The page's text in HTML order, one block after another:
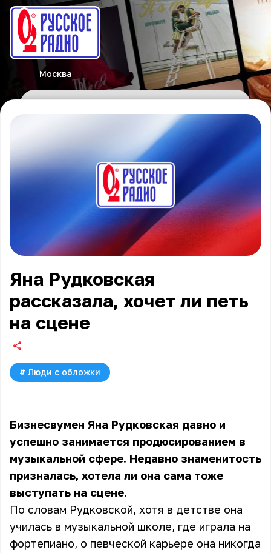
Москва
Яна Рудковская
рассказала, хочет ли петь
на сцене
# Люди с обложки
Бизнесвумен Яна Рудковская давно и
успешно занимается продюсированием в
музыкальной сфере. Недавно знаменитость
призналась, хотела ли она сама тоже
выступать на сцене.
По словам Рудковской, хотя в детстве она
училась в музыкальной школе, где играла на
фортепиано, о певческой карьере она никогда